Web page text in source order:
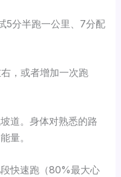
5分半跑一公里、7分配
，或者增加一次跑
道。身体对熟悉的路
量。
快速跑（80%最大心